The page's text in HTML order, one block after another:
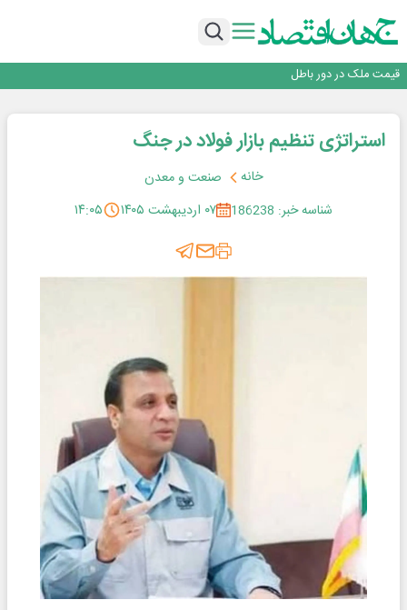
چشم‌انداز صادرات گوشت مرغ؛ از ناپایداری سیاست‌ها تا اعتماد به خصوصی‌ها
قیمت ملک در دور باطل
نرخ سود بانکی؛ تیغ دو لبه برای تولید و بازار سرمایه
استراتژی تنظیم بازار فولاد در جنگ
خانه
صنعت و معدن
شناسه خبر: 186238
۰۷ اردیبهشت ۱۴۰۵ ۱۴:۰۵